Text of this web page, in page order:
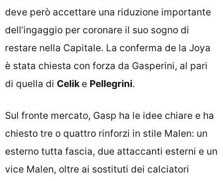
deve però accettare una riduzione importante
dell’ingaggio per coronare il suo sogno di
restare nella Capitale. La conferma de la Joya
è stata chiesta con forza da Gasperini, al pari
di quella di Celik e Pellegrini.
Sul fronte mercato, Gasp ha le idee chiare e ha
chiesto tre o quattro rinforzi in stile Malen: un
esterno tutta fascia, due attaccanti esterni e un
vice Malen, oltre ai sostituti dei calciatori